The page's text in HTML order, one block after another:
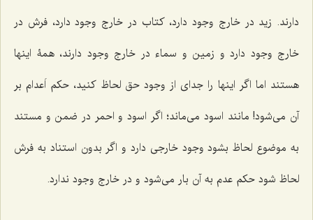
دارند. زید در خارج وجود دارد، کتاب در خارج وجود دارد، فرش در
خارج وجود دارد و زمین و سماء در خارج وجود دارند، همۀ اینها
هستند اما اگر اینها را جدای از وجود حق لحاظ کنید، حکم اَعدام بر
آن می‌شود! مانند اسود می‌ماند؛ اگر اسود و احمر در ضمن و مستند
به موضوع لحاظ بشود وجود خارجی دارد و اگر بدون استناد به فرش
لحاظ شود حکم عدم به آن بار می‌شود و در خارج وجود ندارد.